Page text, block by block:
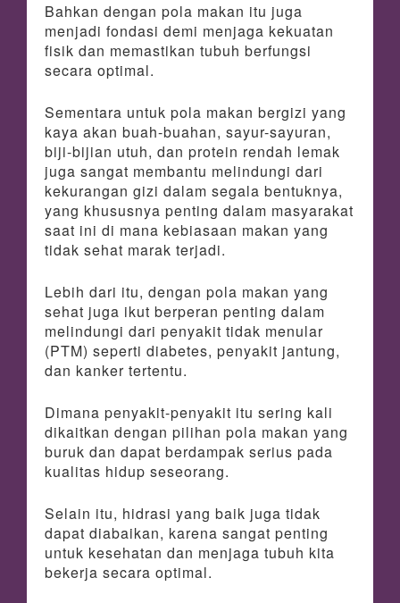
Bahkan dengan pola makan itu juga
menjadi fondasi demi menjaga kekuatan
fisik dan memastikan tubuh berfungsi
secara optimal.
Sementara untuk pola makan bergizi yang
kaya akan buah-buahan, sayur-sayuran,
biji-bijian utuh, dan protein rendah lemak
juga sangat membantu melindungi dari
kekurangan gizi dalam segala bentuknya,
yang khususnya penting dalam masyarakat
saat ini di mana kebiasaan makan yang
tidak sehat marak terjadi.
Lebih dari itu, dengan pola makan yang
sehat juga ikut berperan penting dalam
melindungi dari penyakit tidak menular
(PTM) seperti diabetes, penyakit jantung,
dan kanker tertentu.
Dimana penyakit-penyakit itu sering kali
dikaitkan dengan pilihan pola makan yang
buruk dan dapat berdampak serius pada
kualitas hidup seseorang.
Selain itu, hidrasi yang baik juga tidak
dapat diabaikan, karena sangat penting
untuk kesehatan dan menjaga tubuh kita
bekerja secara optimal.